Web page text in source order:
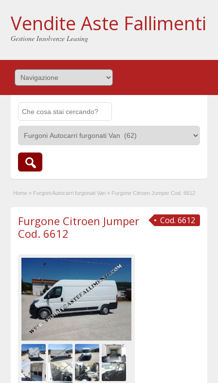
Vendite Aste Fallimenti
Gestione Insolvenze Leasing
Home » Furgoni Autocarri furgonati Van » Furgone Citroen Jumper Cod. 6612
Cod. 6612
Furgone Citroen Jumper
Cod. 6612